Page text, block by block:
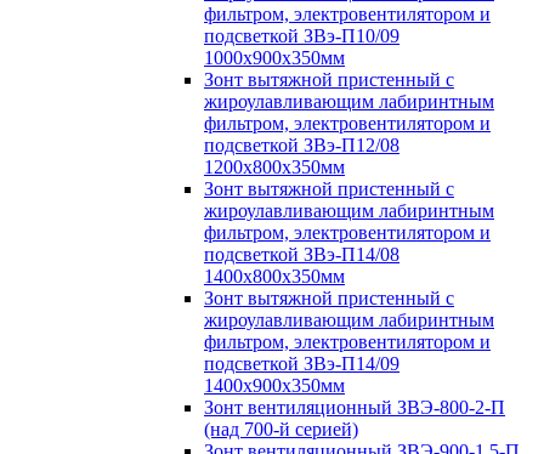
фильтром, электровентилятором и
подсветкой ЗВэ-П10/09
1000х900х350мм
Зонт вытяжной пристенный с
жироулавливающим лабиринтным
фильтром, электровентилятором и
подсветкой ЗВэ-П12/08
1200х800х350мм
Зонт вытяжной пристенный с
жироулавливающим лабиринтным
фильтром, электровентилятором и
подсветкой ЗВэ-П14/08
1400х800х350мм
Зонт вытяжной пристенный с
жироулавливающим лабиринтным
фильтром, электровентилятором и
подсветкой ЗВэ-П14/09
1400х900х350мм
Зонт вентиляционный ЗВЭ-800-2-П
(над 700-й серией)